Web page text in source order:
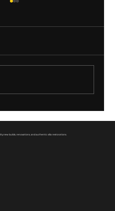
new builds, renovations, and authentic villa restorations.